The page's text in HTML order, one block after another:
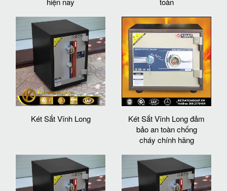
Két Sắt Vĩnh Long
Két Sắt Vĩnh Long đảm
bảo an toàn chống
cháy chính hãng